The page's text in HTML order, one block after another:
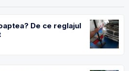
De ce reglajul